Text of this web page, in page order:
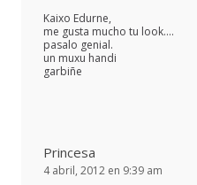
Kaixo Edurne,
me gusta mucho tu look….
pasalo genial.
un muxu handi
garbiñe
Princesa
4 abril, 2012 en 9:39 am